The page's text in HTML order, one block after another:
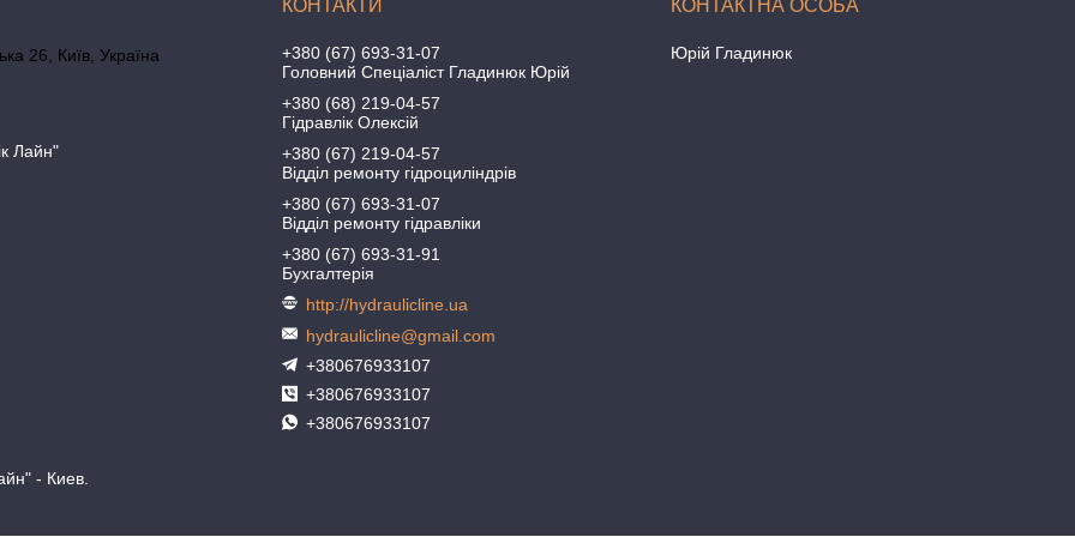
26, Київ, Україна
Лайн"
+380 (67) 693-31-07
Головний Спеціаліст Гладинюк Юрій
+380 (68) 219-04-57
Гідравлік Олексій
+380 (67) 219-04-57
Відділ ремонту гідроциліндрів
+380 (67) 693-31-07
Відділ ремонту гідравліки
+380 (67) 693-31-91
Бухгалтерія
http://hydraulicline.ua
hydraulicline@gmail.com
+380676933107
+380676933107
+380676933107
Юрій Гладинюк
- Киев.